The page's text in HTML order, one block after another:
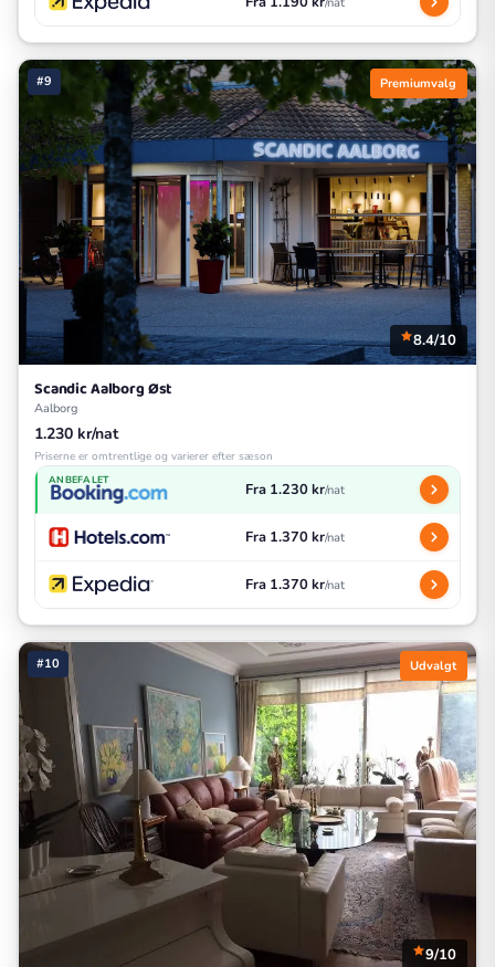
#9 Premiumvalg
8.4/10
Scandic Aalborg Øst
Aalborg
1.230 kr/nat
Priserne er omtrentlige og varierer efter sæson
ANBEFALET Fra 1.230 kr/nat
Fra 1.370 kr/nat
Fra 1.370 kr/nat
#10 Udvalgt
9/10